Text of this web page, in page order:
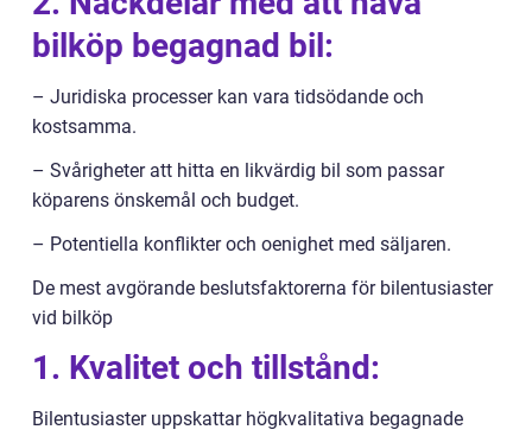
bilköp begagnad bil:
– Juridiska processer kan vara tidsödande och
kostsamma.
– Svårigheter att hitta en likvärdig bil som passar
köparens önskemål och budget.
– Potentiella konflikter och oenighet med säljaren.
De mest avgörande beslutsfaktorerna för bilentusiaster
vid bilköp
1. Kvalitet och tillstånd:
Bilentusiaster uppskattar högkvalitativa begagnade